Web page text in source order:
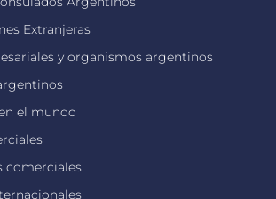
Extranjeras
y organismos argentinos
el mundo
comerciales